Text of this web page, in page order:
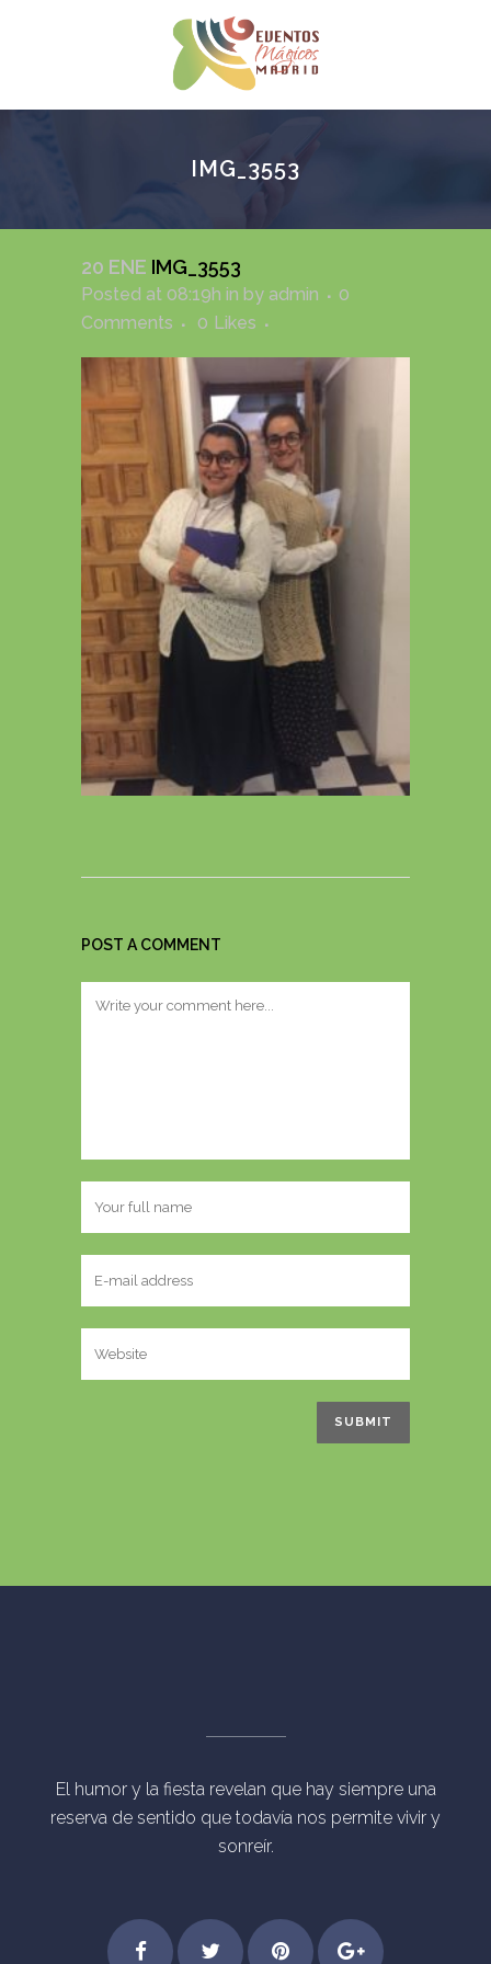
IMG_3553
20 ENE IMG_3553
Posted at 08:19h in by admin
0
Comments
0 Likes
POST A COMMENT
El humor y la fiesta revelan que hay siempre una
reserva de sentido que todavía nos permite vivir y
sonreír.